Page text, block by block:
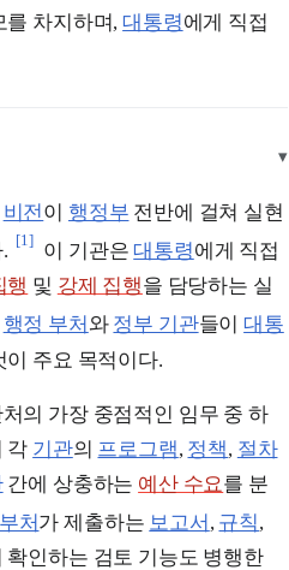
를 차지하며,대통령에게 직접
▾
비전이 행정부 전반에 걸쳐 실현
[1]
이 기관은대통령에게 직접
행 및 강제 집행을 담당하는 실
행정 부처 와 정부 기관들이대통
주요 목적이다.
의 가장 중점적인 임무 중 하
각 기관의 프로그램, 정책, 절차
간에 상충하는 예산 수요를 분
처가 제출하는 보고서 , 규칙,
확인하는 검토 기능도 병행한